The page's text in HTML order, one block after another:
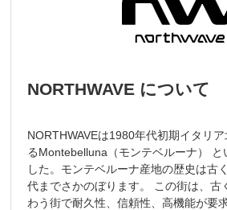
NORTHWAVE について
NORTHWAVEは1980年代初期イタリ
るMontebelluna（モンテベルーナ） と
した。モンテベルーナ産地の歴史は古
代までさかのぼります。 この街は、古
わう街で耐久性、信頼性、高機能が要